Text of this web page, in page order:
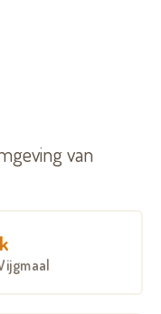
dat de bewoner
van